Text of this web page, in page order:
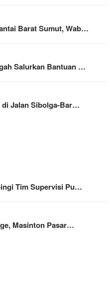
Barat Sumut, Wab…
Salurkan Bantuan …
di Jalan Sibolga-Bar…
Tim Supervisi Pu…
Masinton Pasar…